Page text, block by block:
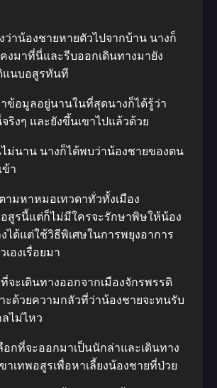
ว่าน้องชายหายตัวไปจากบ้าน นางก็
คงมาที่นี่และรีบออกเดินทางมายัง
แนบอสูรทันที
ข้อมูลอยู่นานในที่สุดนางก็ได้รู้ว่า
ริงๆ และยังขึ้นเขาไปแล้วด้วย
ม่นาน นางก็ได้พบว่าน้องชายของตน
า
ามหาหมอเทวดาทั่วทั้งเมือง
สูรนี้แต่ก็ไม่มีใครจะรักษาพิษให้น้อง
ได้แต่ใช้วิธีพิเศษในการพยุงอาการ
องเรื่อยมา
จะเดินทางออกจากเมืองจักรพรรดิ
ะด้วยความกลัวที่ว่าน้องชายจะทนรับ
ลไม่ไหว
อกที่จะออกมาเป็นนักล่าและเดินทาง
าเทพอสูรเพื่อหาเลี้ยงน้องชายที่ป่วย